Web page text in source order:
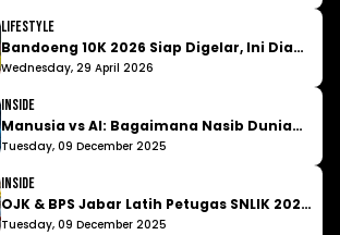
LIfestyle
Bandoeng 10K 2026 Siap Digelar, Ini Dia
Ajang Lari dengan Vibe Berbeda yang
Wednesday, 29 April 2026
Inside
Manusia vs AI: Bagaimana Nasib Dunia
Kerja ke Depan?
Tuesday, 09 December 2025
Inside
OJK & BPS Jabar Latih Petugas SNLIK 2026,
Siap Turun ke Lapangan Awal Tahun
Tuesday, 09 December 2025